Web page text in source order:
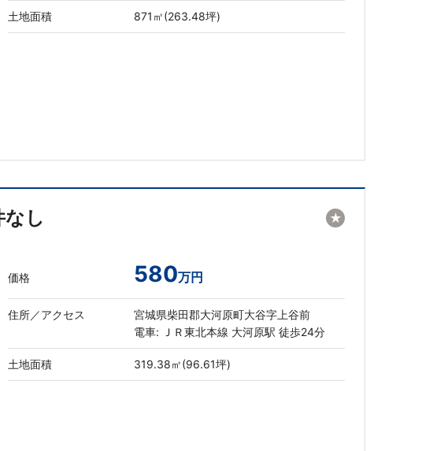
土地面積 871㎡(263.48坪)
し
価格 580万円
住所／アクセス
宮城県柴田郡大河原町大谷字上谷前
電車: ＪＲ東北本線 大河原駅 徒歩24分
土地面積 319.38㎡(96.61坪)
★